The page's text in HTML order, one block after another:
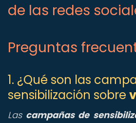
de las redes
Preguntas
1. ¿Qué son las
sensibilización sobre
Las campañas de